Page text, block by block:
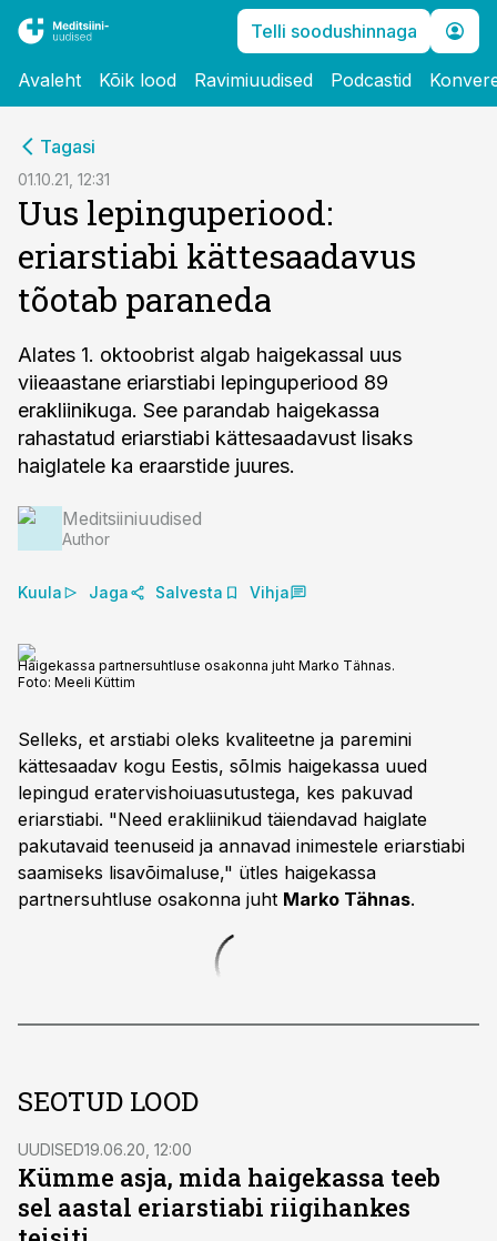
Telli soodushinnaga
Avaleht Kõik lood Ravimiuudised Podcastid
Tagasi
01.10.21, 12:31
Uus lepinguperiood:
eriarstiabi kättesaadavus
tõotab paraneda
Alates 1. oktoobrist algab haigekassal uus
viieaastane eriarstiabi lepinguperiood 89
erakliinikuga. See parandab haigekassa
rahastatud eriarstiabi kättesaadavust lisaks
haiglatele ka eraarstide juures.
Meditsiiniuudised
Author
Kuula Jaga Salvesta Vihja
Haigekassa partnersuhtluse osakonna juht Marko Tähnas.
Foto: Meeli Küttim
Selleks, et arstiabi oleks kvaliteetne ja paremini
kättesaadav kogu Eestis, sõlmis haigekassa uued
lepingud eratervishoiuasutustega, kes pakuvad
eriarstiabi. "Need erakliinikud täiendavad haiglate
pakutavaid teenuseid ja annavad inimestele eriarstiabi
saamiseks lisavõimaluse," ütles haigekassa
partnersuhtluse osakonna juht Marko Tähnas.
SEOTUD LOOD
UUDISED19.06.20, 12:00
Kümme asja, mida haigekassa teeb
sel aastal eriarstiabi riigihankes